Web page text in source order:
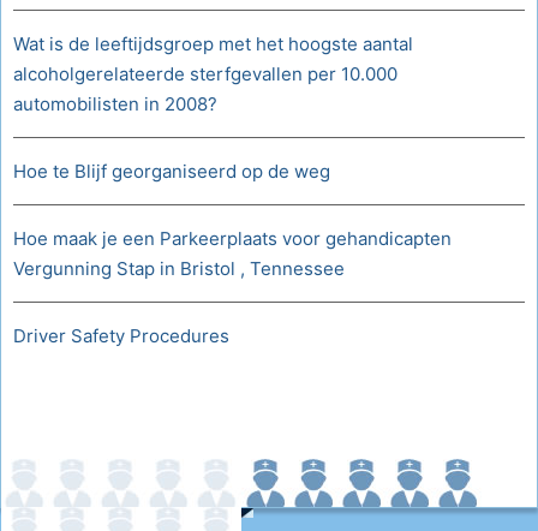
Wat is de leeftijdsgroep met het hoogste aantal
alcoholgerelateerde sterfgevallen per 10.000
automobilisten in 2008?
Hoe te Blijf georganiseerd op de weg
Hoe maak je een Parkeerplaats voor gehandicapten
Vergunning Stap in Bristol , Tennessee
Driver Safety Procedures